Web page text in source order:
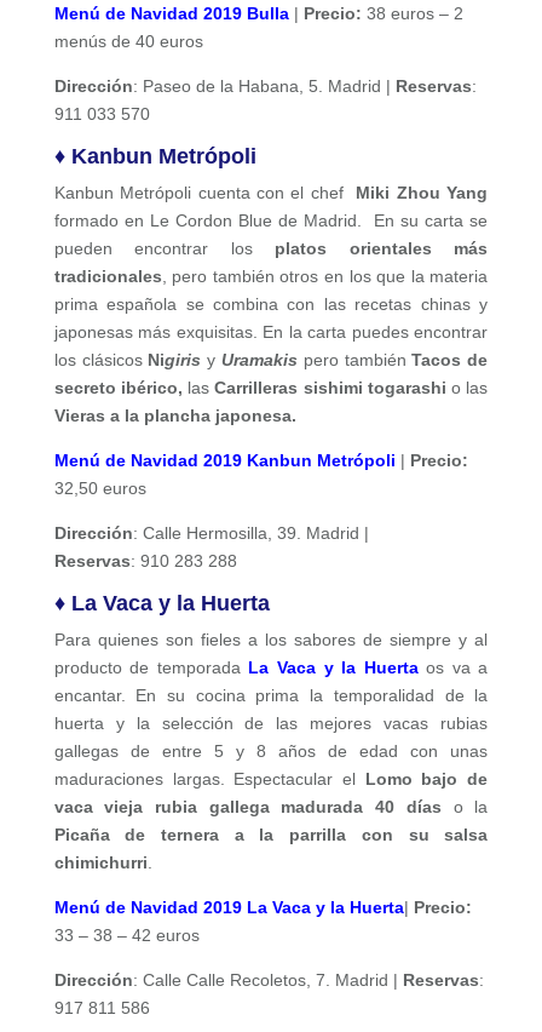
Menú de Navidad 2019 Bulla | Precio: 38 euros – 2
menús de 40 euros
Dirección: Paseo de la Habana, 5. Madrid | Reservas:
911 033 570
♦ Kanbun Metrópoli
Kanbun Metrópoli cuenta con el chef Miki Zhou Yang
formado en Le Cordon Blue de Madrid. En su carta se
pueden encontrar los platos orientales más
tradicionales , pero también otros en los que la materia
prima española se combina con las recetas chinas y
japonesas más exquisitas. En la carta puedes encontrar
los clásicos NigirisyUramakis pero tambiénTacos de
secreto ibérico, lasCarrilleras sishimi togarashi o las
Vieras a la plancha japonesa.
Menú de Navidad 2019 Kanbun Metrópoli | Precio:
32,50 euros
Dirección: Calle Hermosilla, 39. Madrid |
Reservas: 910 283 288
♦ La Vaca y la Huerta
Para quienes son fieles a los sabores de siempre y al
producto de temporada La Vaca y la Huertaos va a
encantar. En su cocina prima la temporalidad de la
huerta y la selección de las mejores vacas rubias
gallegas de entre 5 y 8 años de edad con unas
maduraciones largas. Espectacular el Lomo bajo de
vaca vieja rubia gallega madurada 40 días o la
Picaña de ternera a la parrilla con su salsa
chimichurri
Menú de Navidad 2019 La Vaca y la Huerta| Precio:
33 – 38 – 42 euros
Dirección: Calle Calle Recoletos, 7. Madrid | Reservas:
917 811 586